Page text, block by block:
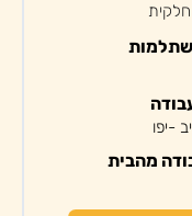
-יפו
מהבית